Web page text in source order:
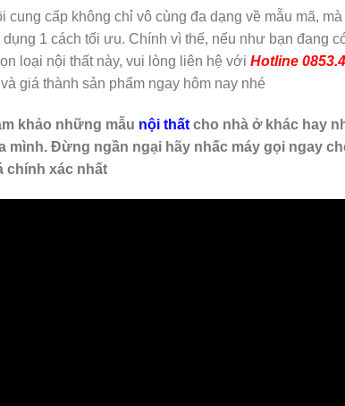
cung cấp không chỉ vô cùng đa dạng về mẫu mã,
1 cách tối ưu. Chính vì thế, nếu như bạn đang
loại nội thất này, vui lòng liên hệ với Hotline
giá thành sản phẩm ngay hôm nay nhé
khảo những mẫu nội thấtcho nhà ở khác hay
mình. Đừng ngần ngại hãy nhấc máy gọi ngay
chính xác nhất